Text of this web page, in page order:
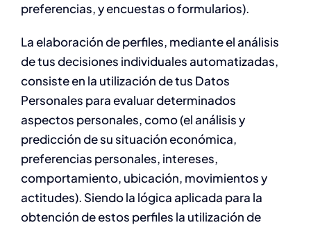
preferencias, y encuestas o formularios).
La elaboración de perfiles, mediante el análisis
de tus decisiones individuales automatizadas,
consiste en la utilización de tus Datos
Personales para evaluar determinados
aspectos personales, como (el análisis y
predicción de su situación económica,
preferencias personales, intereses,
comportamiento, ubicación, movimientos y
actitudes). Siendo la lógica aplicada para la
obtención de estos perfiles la utilización de